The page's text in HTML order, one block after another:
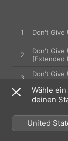
1 Don't Give
2
Don't Give
[Extended
3
Don't Give
Don't Give
[Extrano
Don't
Brian Radio
Wähle
deinen
United